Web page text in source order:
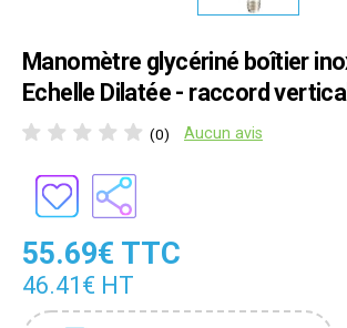
Manomètre glycériné boîtier
Echelle Dilatée - raccord
(0) Aucun avis
55.69€ TTC
46.41€ HT